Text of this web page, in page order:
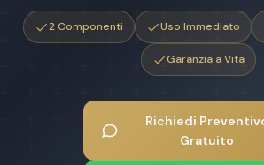
2 Componenti Uso Immediato
Garanzia a Vita
Richiedi
Gratuito